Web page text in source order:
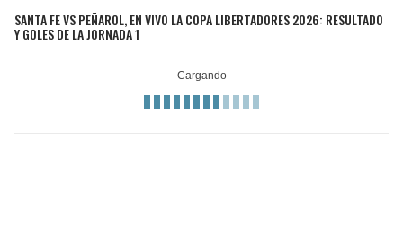
SANTA FE VS PEÑAROL, EN VIVO LA COPA LIBERTADORES 2026: RESULTADO
Y GOLES DE LA JORNADA 1